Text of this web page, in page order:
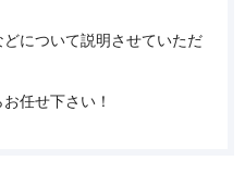
について説明させていただ
任せ下さい！